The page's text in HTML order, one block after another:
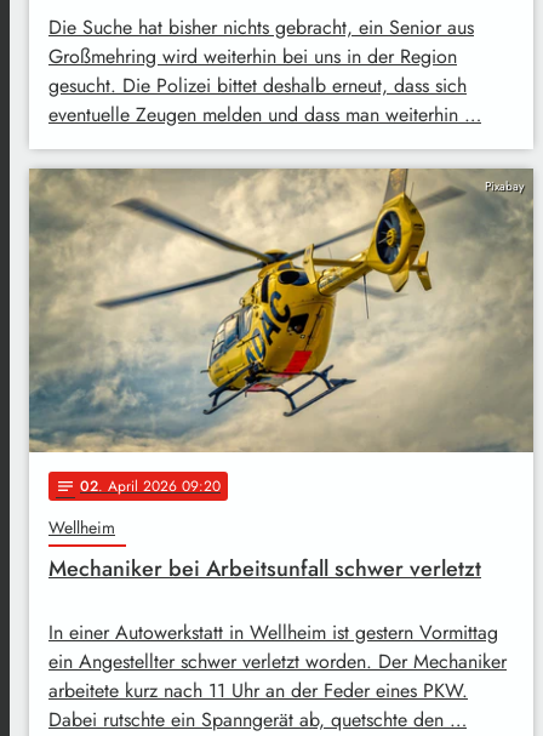
Die Suche hat bisher nichts gebracht, ein Senior aus
Großmehring wird weiterhin bei uns in der Region
gesucht. Die Polizei bittet deshalb erneut, dass sich
eventuelle Zeugen melden und dass man weiterhin …
Pixabay
notes 02. April 2026 09:20
Wellheim
Mechaniker bei Arbeitsunfall schwer verletzt
In einer Autowerkstatt in Wellheim ist gestern Vormittag
ein Angestellter schwer verletzt worden. Der Mechaniker
arbeitete kurz nach 11 Uhr an der Feder eines PKW.
Dabei rutschte ein Spanngerät ab, quetschte den …